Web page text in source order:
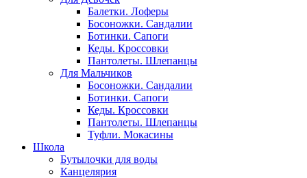
Балетки. Лоферы
Босоножки. Сандалии
Ботинки. Сапоги
Кеды. Кроссовки
Пантолеты. Шлепанцы
Для Мальчиков
Босоножки. Сандалии
Ботинки. Сапоги
Кеды. Кроссовки
Пантолеты. Шлепанцы
Туфли. Мокасины
Школа
Бутылочки для воды
Канцелярия